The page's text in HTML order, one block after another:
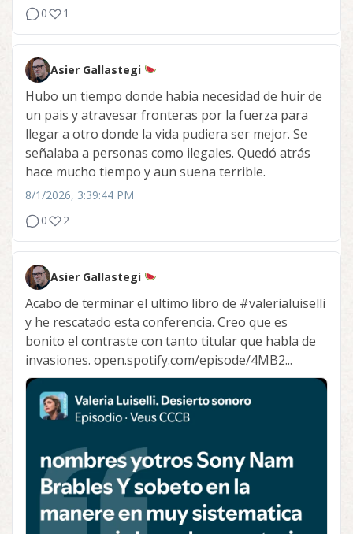
0
1
Asier Gallastegi
Hubo un tiempo donde habia necesidad de huir de
un pais y atravesar fronteras por la fuerza para
llegar a otro donde la vida pudiera ser mejor. Se
señalaba a personas como ilegales. Quedó atrás
hace mucho tiempo y aun suena terrible.
8/1/2026, 3:39:44 PM
0
2
Asier Gallastegi
Acabo de terminar el ultimo libro de #valerialuiselli
y he rescatado esta conferencia. Creo que es
bonito el contraste con tanto titular que habla de
invasiones. open.spotify.com/episode/4MB2...